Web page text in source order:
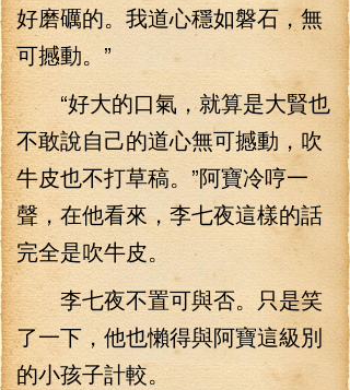
好磨礪的。我道心穩如磐石，無
可撼動。”
“好大的口氣，就算是大賢也
不敢說自己的道心無可撼動，吹
牛皮也不打草稿。”阿寶冷哼一
聲，在他看來，李七夜這樣的話
完全是吹牛皮。
李七夜不置可與否。只是笑
了一下，他也懶得與阿寶這級別
的小孩子計較。